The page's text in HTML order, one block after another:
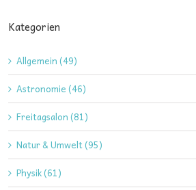
Kategorien
Allgemein (49)
Astronomie (46)
Freitagsalon (81)
Natur & Umwelt (95)
Physik (61)